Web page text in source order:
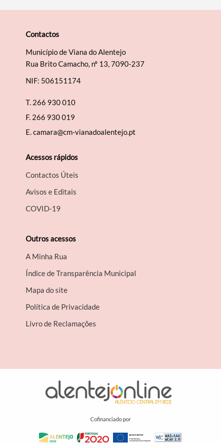
Contactos
Município de Viana do Alentejo
Rua Brito Camacho, nº 13, 7090-237
NIF: 506151174
T. 266 930 010
F. 266 930 019
E.camara@cm-vianadoalentejo.pt
Acessos rápidos
Contactos Úteis
Avisos e Editais
COVID-19
Outros acessos
A Minha Rua
Índice de Transparência Municipal
Mapa do site
Política de Privacidade
Livro de Reclamações
Cofinanciado por